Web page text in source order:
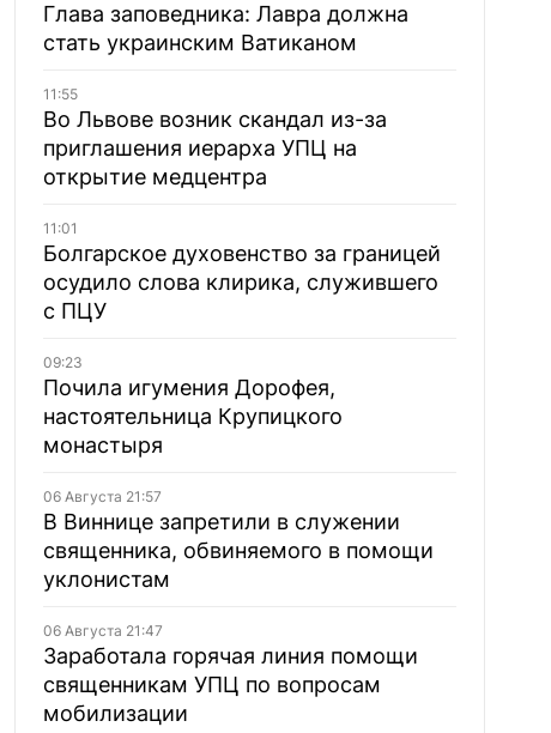
Глава заповедника: Лавра должна
стать украинским Ватиканом
11:55
Во Львове возник скандал из-за
приглашения иерарха УПЦ на
открытие медцентра
11:01
Болгарское духовенство за границей
осудило слова клирика, служившего
с ПЦУ
09:23
Почила игумения Дорофея,
настоятельница Крупицкого
монастыря
06 Августа 21:57
В Виннице запретили в служении
священника, обвиняемого в помощи
уклонистам
06 Августа 21:47
Заработала горячая линия помощи
священникам УПЦ по вопросам
мобилизации